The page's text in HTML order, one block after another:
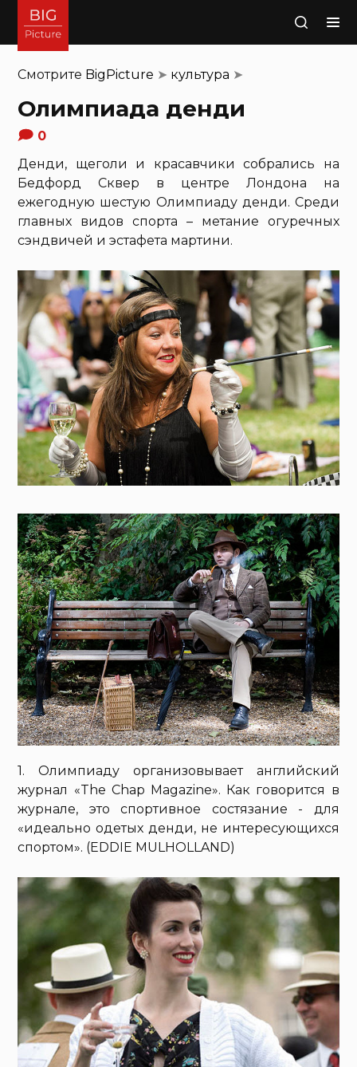
Поиск
Смотрите BigPicture ➤ культура ➤
Олимпиада денди
0
Денди, щеголи и красавчики собрались на
Бедфорд Сквер в центре Лондона на
ежегодную шестую Олимпиаду денди. Среди
главных видов спорта – метание огуречных
сэндвичей и эстафета мартини.
1. Олимпиаду организовывает английский
журнал «The Chap Magazine». Как говорится в
журнале, это спортивное состязание - для
«идеально одетых денди, не интересующихся
спортом». (EDDIE MULHOLLAND)